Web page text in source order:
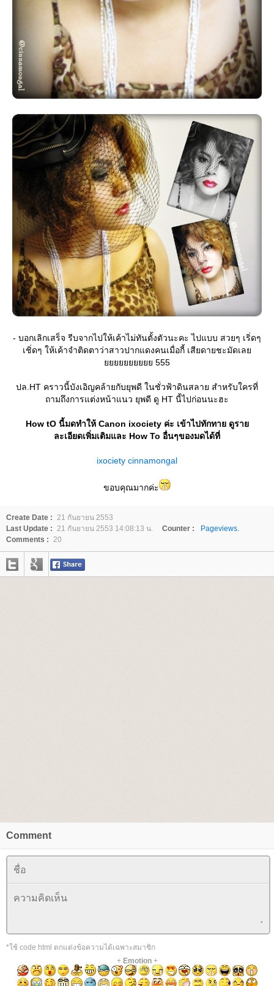
- บอกเลิกเสร็จ รีบจากไปให้เค้าไม่ทันตั้งตัวนะคะ ไปแบบ สวยๆ เริ่ดๆ
เชิ่ดๆ ให้เค้าจำติดตาว่าสาวปากแดงคนเมื่อกี้ เสียดายชะมัดเล
555
ปล.HT คราวนี้บังเอิญคล้ายกับยุพดี ในชั่วฟ้าดินสลาย สำหรับใครที่
ถามถึงการแต่งหน้าแนว ยุพดี ดู HT นี้ไปก่อนนะฮะ
How tO นี้มดทำให้ Canon ixociety ค่ะ เข้าไปทักทาย ดูรา
ละเอียดเพิ่มเติมและ How To อื่นๆของมดได้ที่
ixociety cinnamongal
ขอบคุณมากค่ะ
Create Date :
21 กันยายน 2553
Last Update :
21 กันยายน 2553 14:08:13 น. Counter :
Pageviews.
Comments :
20
Comment
*ใช้ code html ตกแต่งข้อความได้เฉพาะสมาชิก
+ Emotion+